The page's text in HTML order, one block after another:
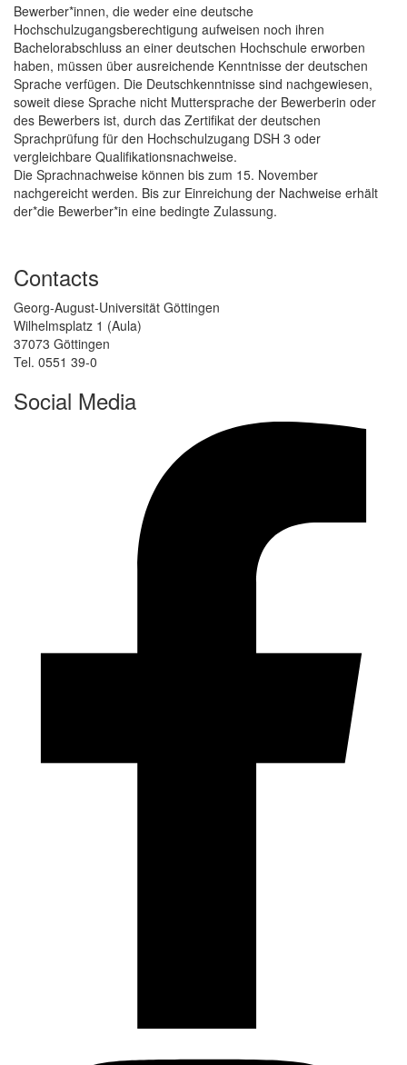
Bewerber*innen, die weder eine deutsche
Hochschulzugangsberechtigung aufweisen noch ihren
Bachelorabschluss an einer deutschen Hochschule erworben
haben, müssen über ausreichende Kenntnisse der deutschen
Sprache verfügen. Die Deutschkenntnisse sind nachgewiesen,
soweit diese Sprache nicht Muttersprache der Bewerberin oder
des Bewerbers ist, durch das Zertifikat der deutschen
Sprachprüfung für den Hochschulzugang DSH 3 oder
vergleichbare Qualifikationsnachweise.
Die Sprachnachweise können bis zum 15. November
nachgereicht werden. Bis zur Einreichung der Nachweise erhält
der*die Bewerber*in eine bedingte Zulassung.
Contacts
Georg-August-Universität Göttingen
Wilhelmsplatz 1 (Aula)
37073 Göttingen
Tel. 0551 39-0
Social Media